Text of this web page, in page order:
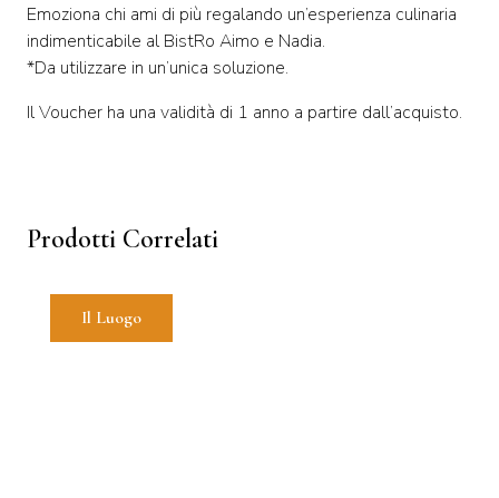
Emoziona chi ami di più regalando un’esperienza culinaria
indimenticabile al BistRo Aimo e Nadia.
*Da utilizzare in un’unica soluzione.
Il Voucher ha una validità di 1 anno a partire dall’acquisto.
Prodotti Correlati
Il Luogo